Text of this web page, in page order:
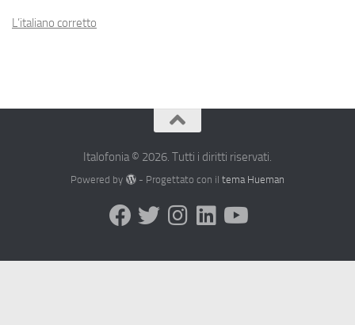
L’italiano corretto
Italofonia © 2026. Tutti i diritti riservati.
Powered by - Progettato con il tema Hueman